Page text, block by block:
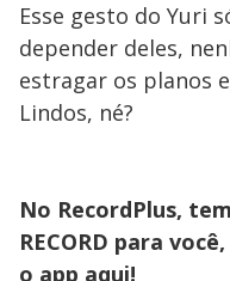
Esse gesto do Yuri
depender deles,
estragar os planos
Lindos, né?
No RecordPlus,
RECORD para
o app aqui!